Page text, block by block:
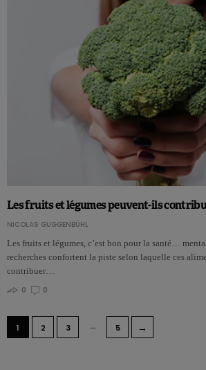
Les fruits et légumes peuvent-ils
NICOLAS GUGGENBÜHL
Les fruits et légumes, c’est bon pour la santé…
recherches confortent la piste selon laquelle ces
contribuer…
0
0
1 2 3 … 5 →